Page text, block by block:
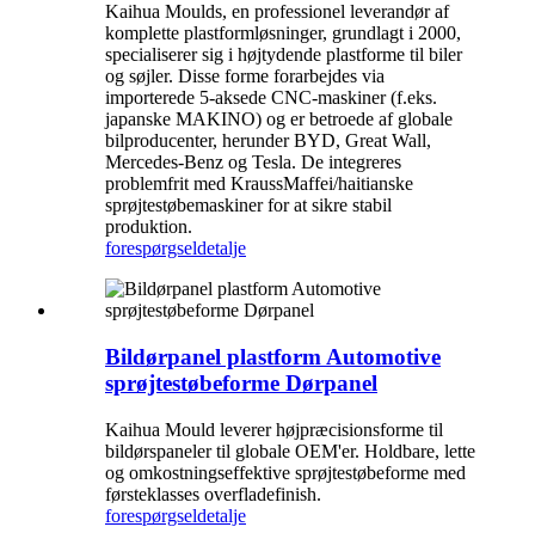
Kaihua Moulds, en professionel leverandør af
komplette plastformløsninger, grundlagt i 2000,
specialiserer sig i højtydende plastforme til biler
og søjler. Disse forme forarbejdes via
importerede 5-aksede CNC-maskiner (f.eks.
japanske MAKINO) og er betroede af globale
bilproducenter, herunder BYD, Great Wall,
Mercedes-Benz og Tesla. De integreres
problemfrit med KraussMaffei/haitianske
sprøjtestøbemaskiner for at sikre stabil
produktion.
forespørgseldetalje
Bildørpanel plastform Automotive
sprøjtestøbeforme Dørpanel
Kaihua Mould leverer højpræcisionsforme til
bildørspaneler til globale OEM'er. Holdbare, lette
og omkostningseffektive sprøjtestøbeforme med
førsteklasses overfladefinish.
forespørgseldetalje